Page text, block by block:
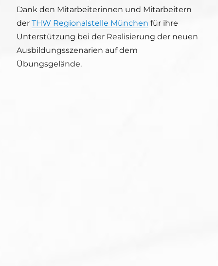
Dank den Mitarbeiterinnen und Mitarbeitern
derTHW Regionalstelle München für ihre
Unterstützung bei der Realisierung der neuen
Ausbildungsszenarien auf dem
Übungsgelände.